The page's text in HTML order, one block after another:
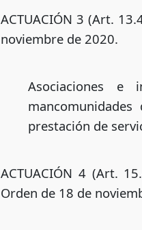
ACTUACIÓN 3 (Art.
noviembre de 2020.
Asociaciones e
prestación de
ACTUACIÓN 4 (Art.
Orden de 18 de